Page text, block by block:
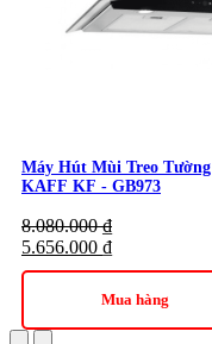
Máy Hút Mùi Treo Tường
KAFF KF - GB973
8.080.000₫
5.656.000 ₫
Mua hàng